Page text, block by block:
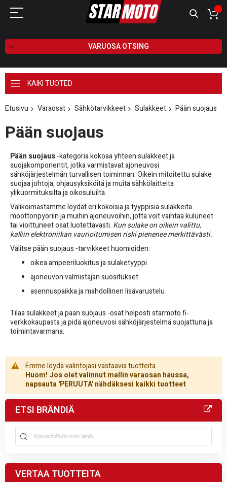
VARUOSA OTSING
KAIKI TUOTED
Etusivu Varaosat Sähkötarvikkeet Sulakkeet Pään suojaus
Pään suojaus
Pään suojaus-kategoria kokoaa yhteen sulakkeet ja
suojakomponentit, jotka varmistavat ajoneuvosi
sähköjärjestelmän turvallisen toiminnan. Oikein mitoitettu sulake
suojaa johtoja, ohjausyksiköitä ja muita sähkölaitteita
ylikuormituksilta ja oikosuluilta.
Valikoimastamme löydät eri kokoisia ja tyyppisiä sulakkeita
moottoripyöriin ja muihin ajoneuvoihin, jotta voit vaihtaa kuluneet
tai vioittuneet osat luotettavasti. Kun sulake on oikein valittu,
kalliin elektroniikan vaurioitumisen riski pienenee merkittävästi.
Valitse pään suojaus -tarvikkeet huomioiden:
oikea ampeeriluokitus ja sulaketyyppi
ajoneuvon valmistajan suositukset
asennuspaikka ja mahdollinen lisävarustelu
Tilaa sulakkeet ja pään suojaus -osat helposti starmoto.fi-
verkkokaupasta ja pidä ajoneuvosi sähköjärjestelmä suojattuna ja
toimintavarmana.
Emme löydä valintojasi vastaavia tuotteita.
Huom! Jos olet valinnut mallin varaosan haussa,
napsauta 'PERUUTA' nähdäksesi kaikki tuotteet
ETSI BRÄNDIÄ
VERTAA TUOTTEITA